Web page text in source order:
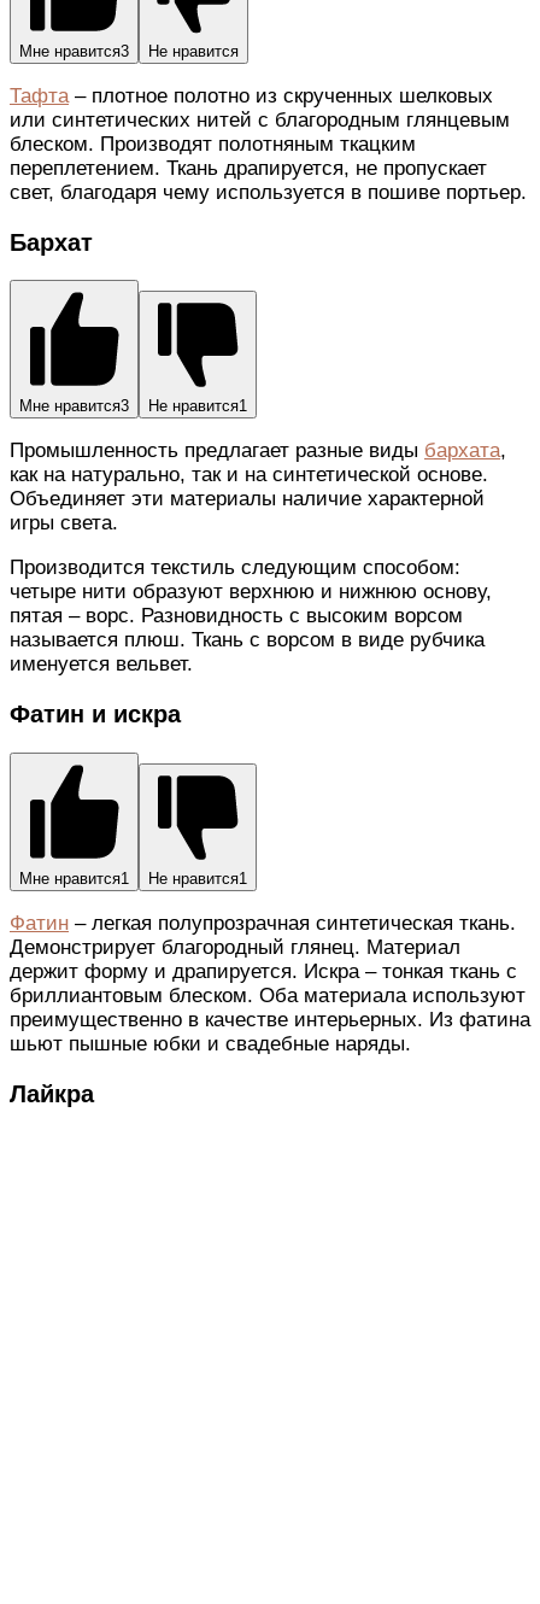
Мне нравится3 Не нравится
Тафта – плотное полотно из скрученных шелковых
или синтетических нитей с благородным глянцевым
блеском. Производят полотняным ткацким
переплетением. Ткань драпируется, не пропускает
свет, благодаря чему используется в пошиве портьер.
Бархат
Мне нравится3 Не нравится1
Промышленность предлагает разные виды бархата,
как на натурально, так и на синтетической основе.
Объединяет эти материалы наличие характерной
игры света.
Производится текстиль следующим способом:
четыре нити образуют верхнюю и нижнюю основу,
пятая – ворс. Разновидность с высоким ворсом
называется плюш. Ткань с ворсом в виде рубчика
именуется вельвет.
Фатин и искра
Мне нравится1 Не нравится1
Фатин – легкая полупрозрачная синтетическая ткань.
Демонстрирует благородный глянец. Материал
держит форму и драпируется. Искра – тонкая ткань с
бриллиантовым блеском. Оба материала используют
преимущественно в качестве интерьерных. Из фатина
шьют пышные юбки и свадебные наряды.
Лайкра